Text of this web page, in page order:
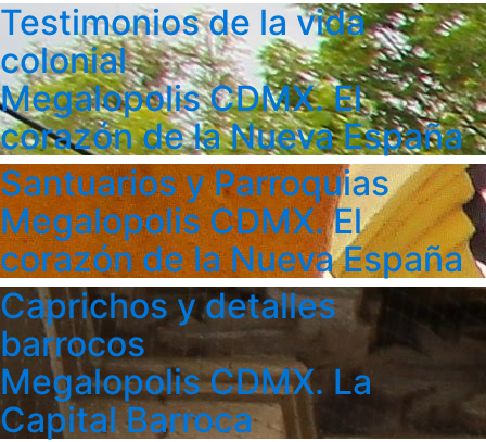
Testimonios de la vida
colonial
Megalopolis CDMX. El
corazón de la Nueva España
Santuarios y Parroquias
Megalopolis CDMX. El
corazón de la Nueva España
Caprichos y detalles
barrocos
Megalopolis CDMX. La
Capital Barroca